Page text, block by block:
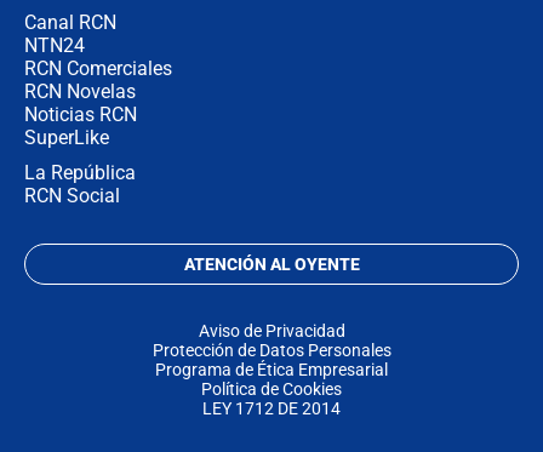
Canal RCN
NTN24
RCN Comerciales
RCN Novelas
Noticias RCN
SuperLike
La República
RCN Social
ATENCIÓN AL OYENTE
Aviso de Privacidad
Protección de Datos Personales
Programa de Ética Empresarial
Política de Cookies
LEY 1712 DE 2014